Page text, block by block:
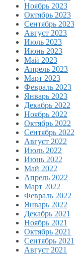
Ноябрь 2023
Октябрь 2023
Сентябрь 2023
Август 2023
Июль 2023
Июнь 2023
Май 2023
Апрель 2023
Март 2023
Февраль 2023
Январь 2023
Декабрь 2022
Ноябрь 2022
Октябрь 2022
Сентябрь 2022
Август 2022
Июль 2022
Июнь 2022
Май 2022
Апрель 2022
Март 2022
Февраль 2022
Январь 2022
Декабрь 2021
Ноябрь 2021
Октябрь 2021
Сентябрь 2021
Август 2021